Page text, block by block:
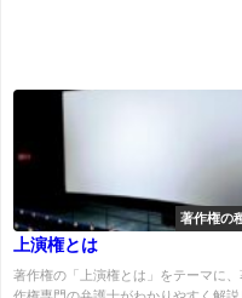
著作権の
上演権とは
著作権の「上演権とは」をテーマに、
作権専門の弁護士がわかりやすく解説